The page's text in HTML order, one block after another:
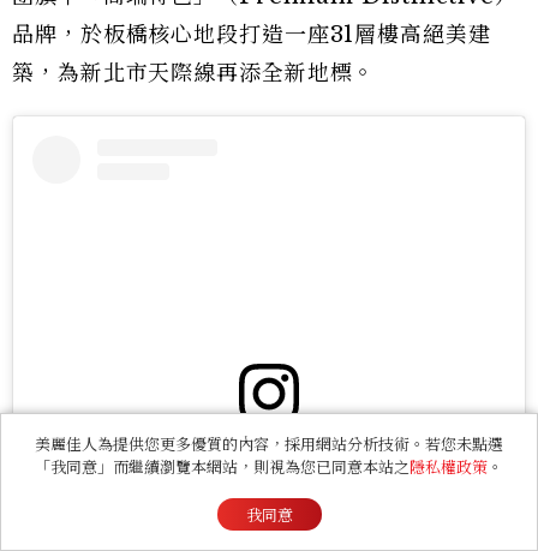
品牌，於板橋核心地段打造一座31層樓高絕美建
築，為新北市天際線再添全新地標。
View this post on Instagram
美麗佳人為提供您更多優質的內容，採用網站分析技術。若您未點選
「我同意」而繼續瀏覽本網站，則視為您已同意本站之隱私權政策 。
我同意